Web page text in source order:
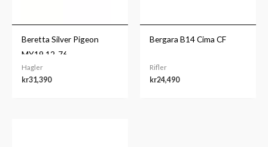
Beretta Silver Pigeon
MY19 12-76
Hagler
kr31,390
Bergara B14 Cima CF
Rifler
kr24,490